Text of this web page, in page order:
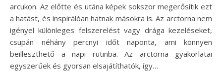
arcukon. Az előtte és utána képek sokszor megerősítik ezt
a hatást, és inspirálóan hatnak másokra is. Az arctorna nem
igényel különleges felszerelést vagy drága kezeléseket,
csupán néhány percnyi időt naponta, ami könnyen
beilleszthető a napi rutinba. Az arctorna gyakorlatai
egyszerűek és gyorsan elsajátíthatók, így…